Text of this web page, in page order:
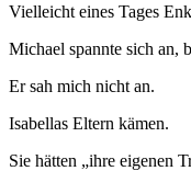
Vielleicht eines Tages
Michael spannte sich an,
Er sah mich nicht an.
Isabellas Eltern kämen.
Sie hätten „ihre eigenen